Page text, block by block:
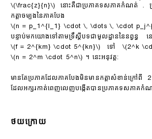
\(\frac{z}{n}\)
នោះគឺជាប្រភាគទសភាគកំណត់ . ប្
កត្តាចម្បងនៃភាគបែង
\(n = p_1^{l_1} \cdot \, \dots \, \cdot
បន្ទាប់មកយោងទៅតាមទ្រឹស្តីបទជាមូលដ្ឋាននៃនព្វន្ធ នេ
\(f = 2^{km} \cdot 5^{kn}\)
ទៅ \(2^k
\(n = 2^m \cdot 5^n\)
។ នេះអនុវត្ត:
មានតែប្រភាគដែលភាគបែងមិនមានកត្តាសំខាន់ក្
ដែលអក្សរកាត់ពេញលេញបង្កើតបានប្រភាគទសភាគកំ
ថយក្រោយ